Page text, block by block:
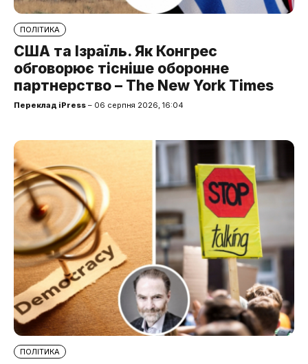
ПОЛІТИКА
США та Ізраїль. Як Конгрес
обговорює тісніше оборонне
партнерство – The New York Times
Переклад iPress – 06 серпня 2026, 16:04
ПОЛІТИКА